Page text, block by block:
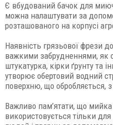
Є вбудований бачок для
можна налаштувати за
розташованого на корпусі
Наявність грязьової фрези
важкими забрудненнями, як
штукатурка, кірки ґрунту та
утворює обертовий водний
поверхню, що обробляється,
Важливо пам’ятати, що
використовується тільки